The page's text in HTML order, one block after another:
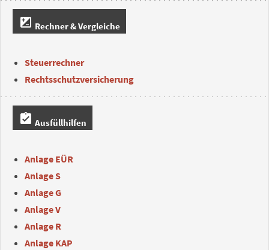
iso Rechner & Vergleiche
Steuerrechner
Rechtsschutzversicherung
assignment_turned_in Ausfüllhilfen
Anlage EÜR
Anlage S
Anlage G
Anlage V
Anlage R
Anlage KAP